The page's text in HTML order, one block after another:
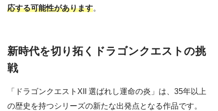
応する可能性があります。
新時代を切り拓くドラゴンクエストの挑
戦
「ドラゴンクエストXII 選ばれし運命の炎」は、35年以上
の歴史を持つシリーズの新たな出発点となる作品です。